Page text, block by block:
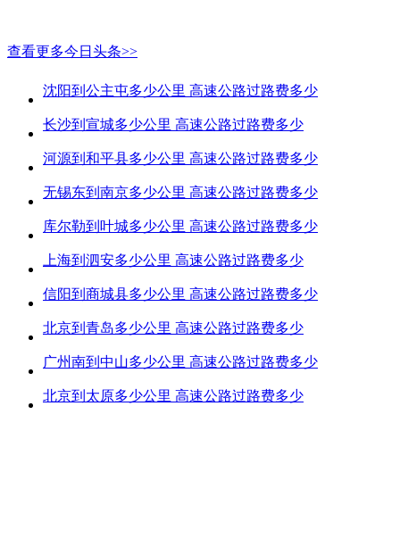
查看更多今日头条>>
沈阳到公主屯多少公里 高速公路过路费多少
长沙到宣城多少公里 高速公路过路费多少
河源到和平县多少公里 高速公路过路费多少
无锡东到南京多少公里 高速公路过路费多少
库尔勒到叶城多少公里 高速公路过路费多少
上海到泗安多少公里 高速公路过路费多少
信阳到商城县多少公里 高速公路过路费多少
北京到青岛多少公里 高速公路过路费多少
广州南到中山多少公里 高速公路过路费多少
北京到太原多少公里 高速公路过路费多少